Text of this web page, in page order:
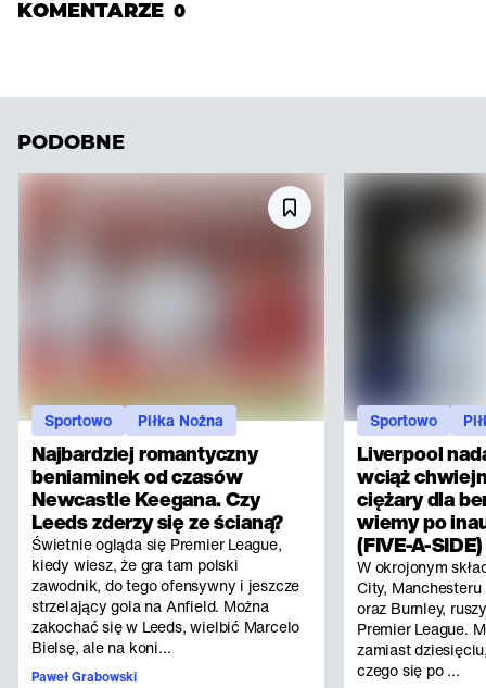
KOMENTARZE 0
PODOBNE
Najbardziej romantyczny
beniaminek od czasów
Newcastle Keegana. Czy
Leeds zderzy się ze ścianą?
Świetnie ogląda się Premier League,
kiedy wiesz, że gra tam polski
zawodnik, do tego ofensywny i jeszcze
strzelający gola na Anfield. Można
zakochać się w Leeds, wielbić Marcelo
Bielsę, ale na koni...
Paweł Grabowski
Sportowo Piłka Nożna
Liverpool
wciąż
ciężary dla
wiemy po
(FIVE-A-SIDE)
W okrojonym
City,
oraz Burnley,
Premier League.
zamiast
czego się po ...
Sportowo